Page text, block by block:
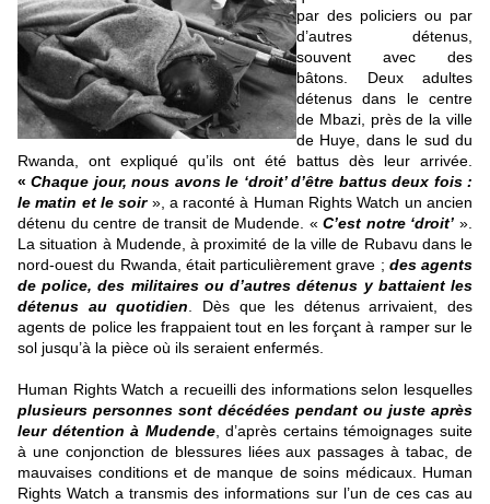
par des policiers ou par
d’autres détenus,
souvent avec des
bâtons. Deux adultes
détenus dans le centre
de Mbazi, près de la ville
de Huye, dans le sud du
Rwanda, ont expliqué qu’ils ont été battus dès leur arrivée.
«Chaque jour, nous avons le ‘droit’ d’être battus deux fois :
le matin et le soir», a raconté à Human Rights Watch un ancien
détenu du centre de transit de Mudende. «C’est notre ‘droit’ ».
La situation à Mudende, à proximité de la ville de Rubavu dans le
nord-ouest du Rwanda, était particulièrement grave ; des agents
de police, des militaires ou d’autres détenus y battaient les
détenus au quotidien . Dès que les détenus arrivaient, des
agents de police les frappaient tout en les forçant à ramper sur le
sol jusqu’à la pièce où ils seraient enfermés.
Human Rights Watch a recueilli des informations selon lesquelles
plusieurs personnes sont décédées pendant ou juste après
leur détention à Mudende, d’après certains témoignages suite
à une conjonction de blessures liées aux passages à tabac, de
mauvaises conditions et de manque de soins médicaux. Human
Rights Watch a transmis des informations sur l’un de ces cas au